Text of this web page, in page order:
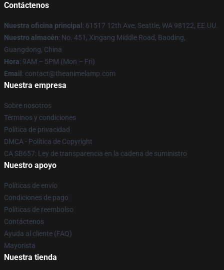
Contáctenos
Nuestra oficina principal : 61517 12th Ave, Seattle, WA 98122, EE.UU.
Nuestro almacén: No. 451, Xingang Middle Road, Baoding,
Guangdong, China
Hora: 9AM – 5PM (Mon – Fri)
Email : contact@theanimelamp.com
Nuestra empresa
Sobre nosotros
Términos y condiciones
Política de privacidad
DMCA - Política de Copyright
CA SB657: Ley de transparencia en la cadena de suministro
Nuestro apoyo
Políticas de envío
Condiciones de pago
Políticas de reembolso
Contáctenos
Ayuda al cliente (FAQ)
Mayorista
Nuestra tienda